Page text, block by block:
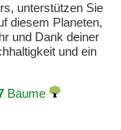
unterstützen Sie
diesem Planeten,
und Dank deiner
und ein
Bäume